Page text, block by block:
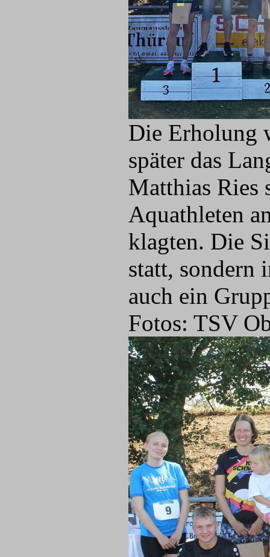
Die Erholung
später das
Matthias Ries
Aquathleten
klagten. Die
statt, sondern
auch ein
Fotos: TSV